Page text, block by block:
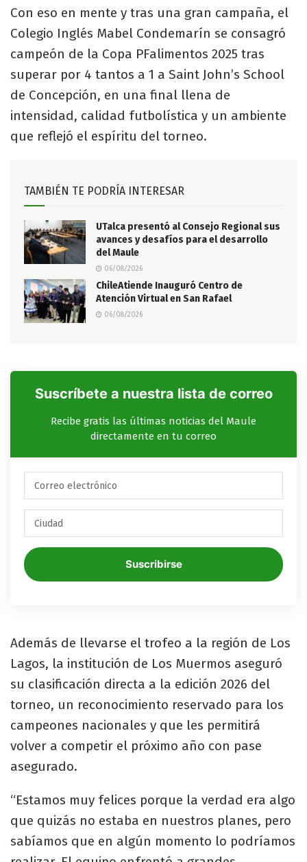
Con eso en mente y tras una gran campaña, el
Colegio Inglés Mabel Condemarín se consagró
campeón de la Copa PFalimentos 2025 tras
superar por 4 tantos a 1 a Saint John’s School
de Concepción, en una final llena de
intensidad, calidad futbolística y un ambiente
que reflejó el espíritu del torneo.
TAMBIÉN TE PODRÍA INTERESAR
UTalca presentó al Consejo Regional sus
avances y desafíos para el desarrollo
del Maule
06/08/2026
ChileAtiende Inauguró Centro de
Atención Virtual en San Rafael
06/08/2026
Suscríbete a nuestra lista de correo
Recibe gratis las últimas noticias del Maule
directamente en tu correo
Suscribirse
Además de llevarse el trofeo a la región de Los
Lagos, la institución de Los Muermos aseguró
su clasificación directa a la edición 2026 del
torneo, un reconocimiento reservado para los
campeones nacionales y que les permitirá
volver a competir el próximo año con pase
asegurado.
“Estamos muy felices porque la verdad era algo
que quizás no estaba en nuestros planes, pero
sabíamos que en algún momento lo podríamos